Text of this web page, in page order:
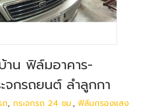
น ฟิล์มอาคาร-
จกรถยนต์ ลำลูกกา
ถ, กระจกรถ 24 ชม., ฟิล์มกรองแสง